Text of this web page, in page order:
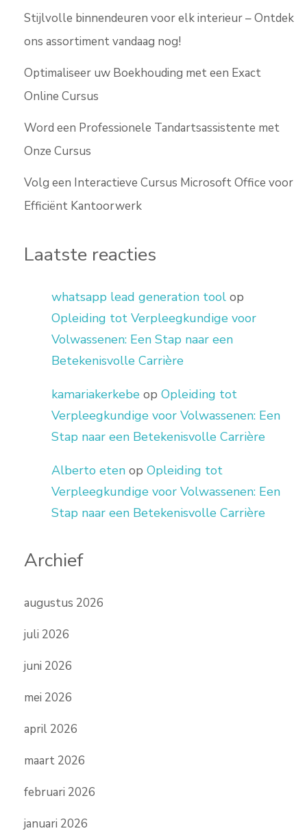
Stijlvolle binnendeuren voor elk interieur – Ontdek
ons assortiment vandaag nog!
Optimaliseer uw Boekhouding met een Exact
Online Cursus
Word een Professionele Tandartsassistente met
Onze Cursus
Volg een Interactieve Cursus Microsoft Office voor
Efficiënt Kantoorwerk
Laatste reacties
whatsapp lead generation tool op
Opleiding tot Verpleegkundige voor
Volwassenen: Een Stap naar een
Betekenisvolle Carrière
kamariakerkebe op Opleiding tot
Verpleegkundige voor Volwassenen: Een
Stap naar een Betekenisvolle Carrière
Alberto eten op Opleiding tot
Verpleegkundige voor Volwassenen: Een
Stap naar een Betekenisvolle Carrière
Archief
augustus 2026
juli 2026
juni 2026
mei 2026
april 2026
maart 2026
februari 2026
januari 2026